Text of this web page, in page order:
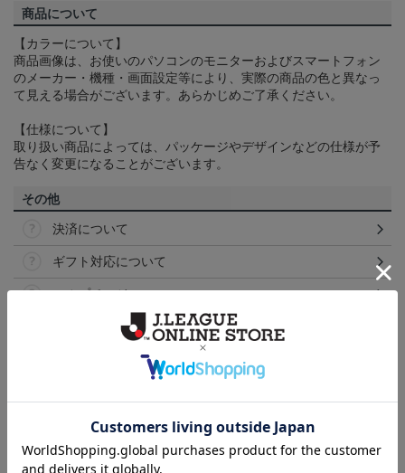
商品について
【カラーについて】
商品画像は、お使いのパソコンのモニターおよびスマートフォン
のメーカー・機種・画面設定等により、実際の商品の色と異なっ
て見える場合がございます。あらかじめご了承ください。
【仕様について】
取り扱い商品によっては、パッケージやデザインなどの仕様が予
告なく変更になることがございます。
その他
決済について
ギフト対応について
ヘルプページ